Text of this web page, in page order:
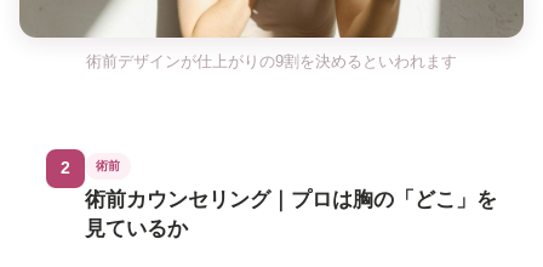
術前デザインが仕上がりの9割を決めるといわれます
2 術前
術前カウンセリング｜プロは胸の「どこ」を
見ているか